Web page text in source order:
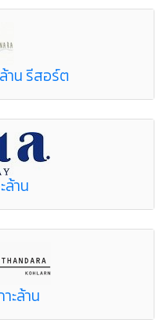
ล้าน รีสอร์ต
ล้าน
ะล้าน